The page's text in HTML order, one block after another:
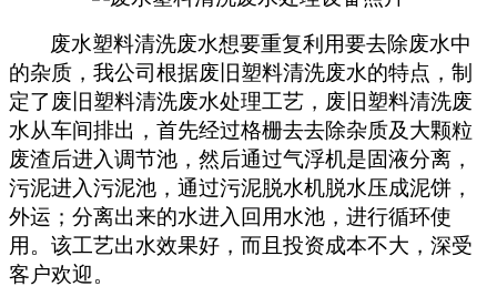
废水塑料清洗废水想要重复利用要去除废水中
的杂质，我公司根据废旧塑料清洗废水的特点，制
定了废旧塑料清洗废水处理工艺，废旧塑料清洗废
水从车间排出，首先经过格栅去去除杂质及大颗粒
废渣后进入调节池，然后通过气浮机是固液分离，
污泥进入污泥池，通过污泥脱水机脱水压成泥饼，
外运；分离出来的水进入回用水池，进行循环使
用。该工艺出水效果好，而且投资成本不大，深受
客户欢迎。